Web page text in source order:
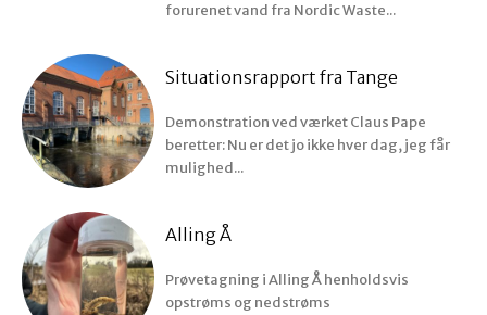
forurenet vand fra Nordic Waste...
Situationsrapport fra Tange
Demonstration ved værket Claus Pape
beretter: Nu er det jo ikke hver dag, jeg får
mulighed...
Alling Å
Prøvetagning i Alling Å henholdsvis
opstrøms og nedstrøms